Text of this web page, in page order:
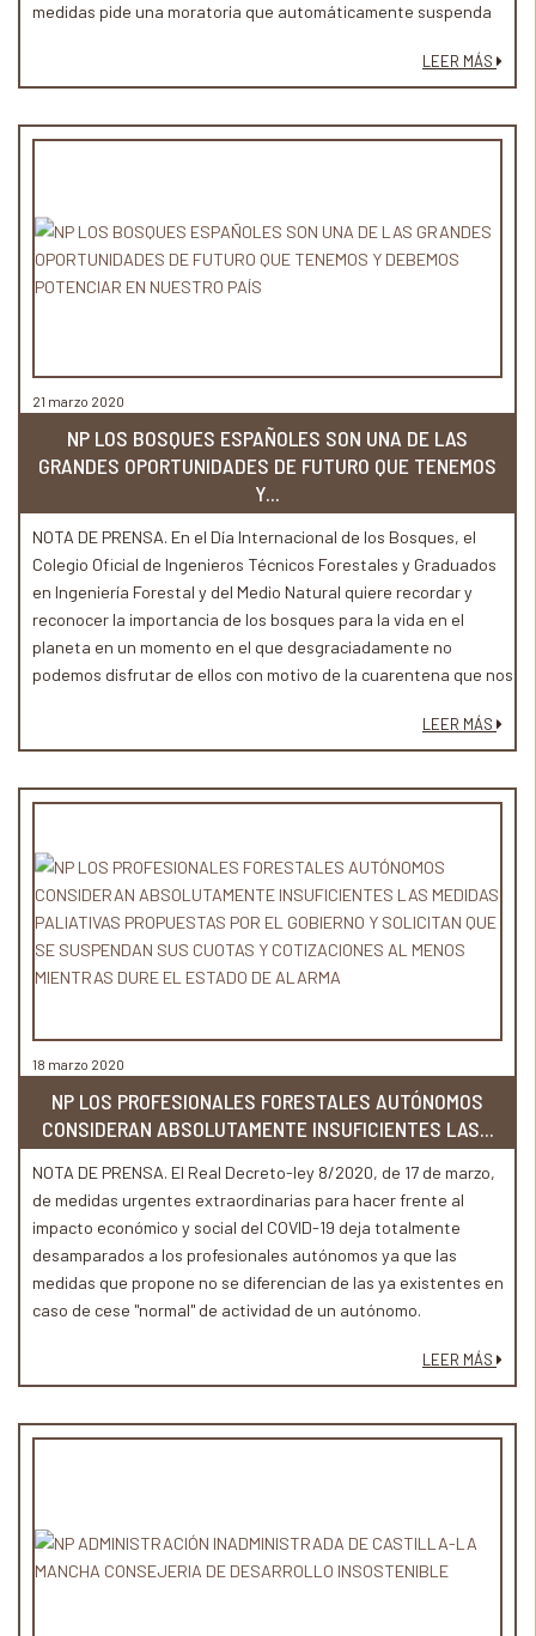
medidas pide una moratoria que automáticamente suspenda
profesionales en estas delicadas situaciones. Asimismo, entre
las medidas sugeridas, se plantea la articulación de líneas de
crédito específicas.
LEER MÁS
21 marzo 2020
NP LOS BOSQUES ESPAÑOLES SON UNA DE LAS
GRANDES OPORTUNIDADES DE FUTURO QUE TENEMOS
Y...
NOTA DE PRENSA. En el Día Internacional de los Bosques, el
Colegio Oficial de Ingenieros Técnicos Forestales y Graduados
en Ingeniería Forestal y del Medio Natural quiere recordar y
reconocer la importancia de los bosques para la vida en el
planeta en un momento en el que desgraciadamente no
podemos disfrutar de ellos con motivo de la cuarentena que nos
LEER MÁS
18 marzo 2020
NP LOS PROFESIONALES FORESTALES AUTÓNOMOS
CONSIDERAN ABSOLUTAMENTE INSUFICIENTES LAS...
NOTA DE PRENSA. El Real Decreto-ley 8/2020, de 17 de marzo,
de medidas urgentes extraordinarias para hacer frente al
impacto económico y social del COVID-19 deja totalmente
desamparados a los profesionales autónomos ya que las
medidas que propone no se diferencian de las ya existentes en
caso de cese "normal" de actividad de un autónomo.
LEER MÁS